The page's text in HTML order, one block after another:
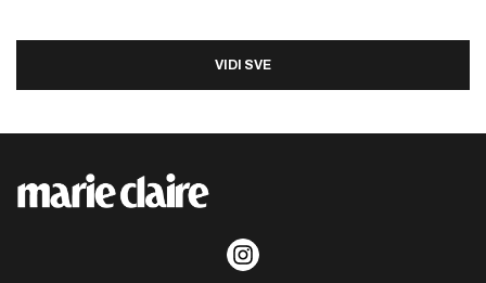
VIDI SVE